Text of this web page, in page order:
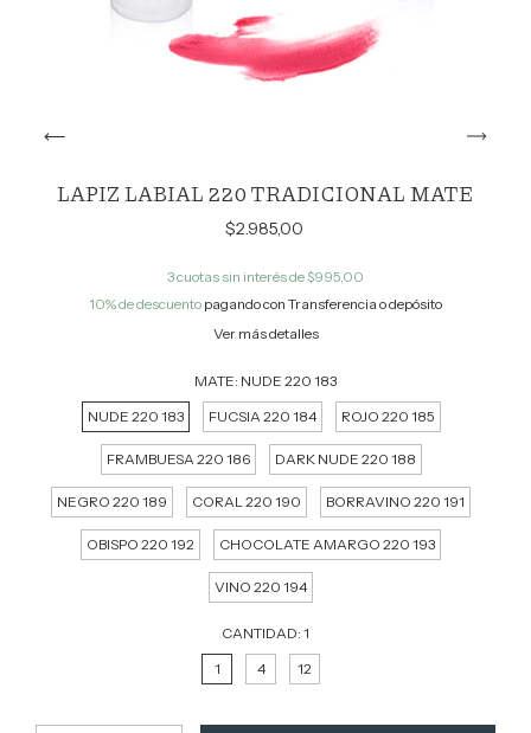
LAPIZ LABIAL 220 TRADICIONAL MATE
$2.985,00
3cuotas sin interés de $995,00
10% de descuento pagando con Transferencia o depósito
Ver más detalles
MATE: NUDE 220 183
NUDE 220 183
FUCSIA 220 184 ROJO 220 185
FRAMBUESA 220 186 DARK NUDE 220 188
NEGRO 220 189 CORAL 220 190 BORRAVINO 220 191
OBISPO 220 192 CHOCOLATE AMARGO 220 193
VINO 220 194
CANTIDAD: 1
1
4 12